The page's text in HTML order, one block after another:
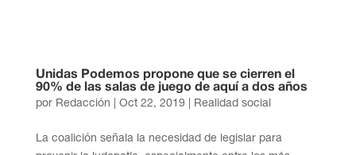
Unidas Podemos propone que se cierren el
90% de las salas de juego de aquí a dos años
por Redacción Oct 22, 2019 Realidad social
La coalición señala la necesidad de legislar para